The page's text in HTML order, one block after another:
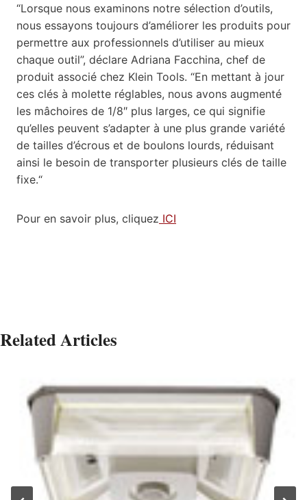
“Lorsque nous examinons notre sélection d’outils,
nous essayons toujours d’améliorer les produits pour
permettre aux professionnels d’utiliser au mieux
chaque outil”, déclare Adriana Facchina, chef de
produit associé chez Klein Tools. “En mettant à jour
ces clés à molette réglables, nous avons augmenté
les mâchoires de 1/8″ plus larges, ce qui signifie
qu’elles peuvent s’adapter à une plus grande variété
de tailles d’écrous et de boulons lourds, réduisant
ainsi le besoin de transporter plusieurs clés de taille
fixe.“
Pour en savoir plus, cliquez ICI
Related Articles